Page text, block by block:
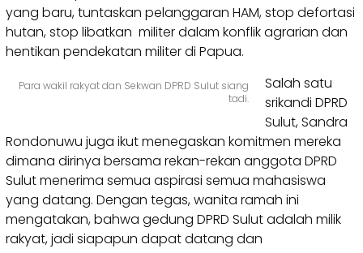
yang baru, tuntaskan pelanggaran HAM, stop defortasi
hutan, stop libatkan militer dalam konflik agrarian dan
hentikan pendekatan militer di Papua.
Para wakil rakyat dan Sekwan DPRD Sulut siang
tadi.
Salah satu
srikandi DPRD
Sulut, Sandra
Rondonuwu juga ikut menegaskan komitmen mereka
dimana dirinya bersama rekan-rekan anggota DPRD
Sulut menerima semua aspirasi semua mahasiswa
yang datang. Dengan tegas, wanita ramah ini
mengatakan, bahwa gedung DPRD Sulut adalah milik
rakyat, jadi siapapun dapat datang dan